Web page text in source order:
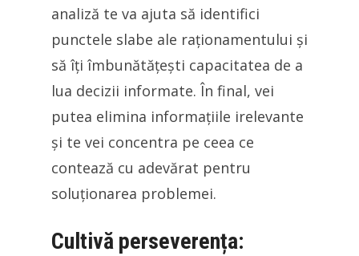
analiză te va ajuta să identifici
punctele slabe ale raționamentului și
să îți îmbunătățești capacitatea de a
lua decizii informate. În final, vei
putea elimina informațiile irelevante
și te vei concentra pe ceea ce
contează cu adevărat pentru
soluționarea problemei.
Cultivă perseverența: